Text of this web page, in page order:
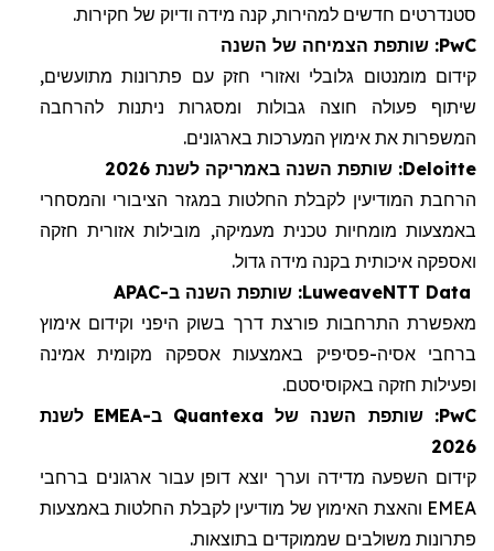
סטנדרטים חדשים למהירות, קנה מידה ודיוק של חקירות.
PwC: שותפת הצמיחה של השנה
קידום מומנטום גלובלי ואזורי חזקעם פתרונות מתועשים,
שיתוף פעולה חוצה גבולות ומסגרות ניתנות להרחבה
המשפרות את אימוץ המערכות בארגונים.
Deloitte: שותפת השנה באמריקה לשנת 2026
הרחבת המודיעין לקבלת החלטות במגזר הציבורי והמסחרי
באמצעות מומחיות טכנית מעמיקה, מובילות אזורית חזקה
ואספקה איכותית בקנה מידה גדול.
NTT Data
Luweave: שותפת השנה ב-
APAC
מאפשרת התרחבות פורצת דרך בשוק היפני וקידום אימוץ
ברחבי אסיה-פסיפיק באמצעות אספקה מקומית אמינה
ופעילות חזקה באקוסיסטם.
PwC: שותפת השנה של Quantexa ב-EMEA לשנת
2026
קידום השפעה מדידה וערך יוצא דופן עבור ארגונים ברחבי
EMEA והאצת האימוץ של מודיעין לקבלת החלטות באמצעות
פתרונות משולבים שממוקדים בתוצאות.